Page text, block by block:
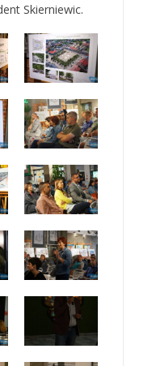
Skierniewic.